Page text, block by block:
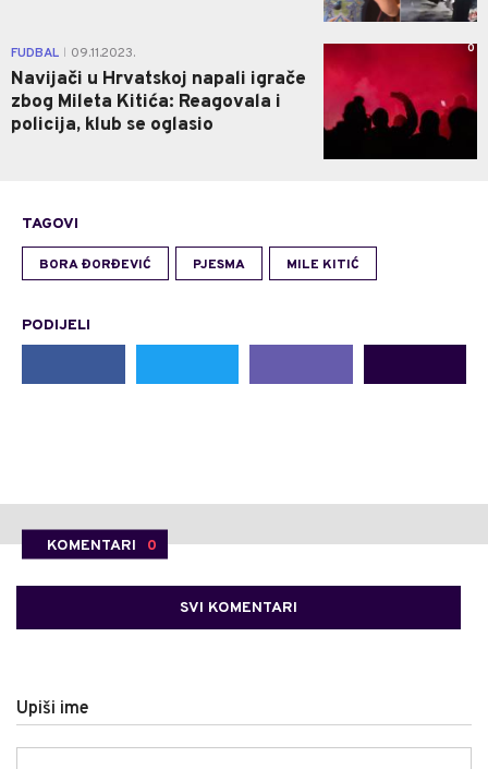
FUDBAL 09.11.2023.
Navijači u Hrvatskoj napali igrače
zbog Mileta Kitića: Reagovala i
policija, klub se oglasio
0
TAGOVI
BORA ĐORĐEVIĆ PJESMA MILE KITIĆ
PODIJELI
KOMENTARI 0
SVI KOMENTARI
Upiši ime